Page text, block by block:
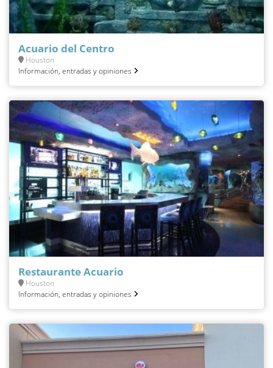
Acuario del Centro
Houston
Información, entradas y opiniones
Restaurante Acuario
Houston
Información, entradas y opiniones